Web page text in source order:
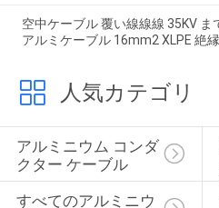
空中ケーブル 覆い線線線 35KV
アルミケーブル 16mm2 XLPE 絶
人気カテゴリ
アルミニウム コンダ
クター ケーブル
すべてのアルミニウ